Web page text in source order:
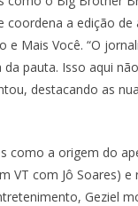
coordena a edição de
e Mais Você. “O
pauta. Isso aqui
destacando as
como a origem do
VT com Jô Soares) e
Geziel